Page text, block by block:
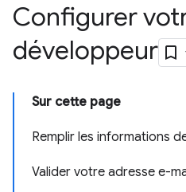
Configurer
développeur
Sur cette page
Remplir les informations
Valider votre adresse e-